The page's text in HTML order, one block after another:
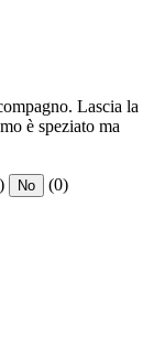
Lascia la
è speziato ma
No (0)